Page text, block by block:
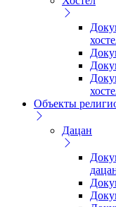
Объекты
Дацан